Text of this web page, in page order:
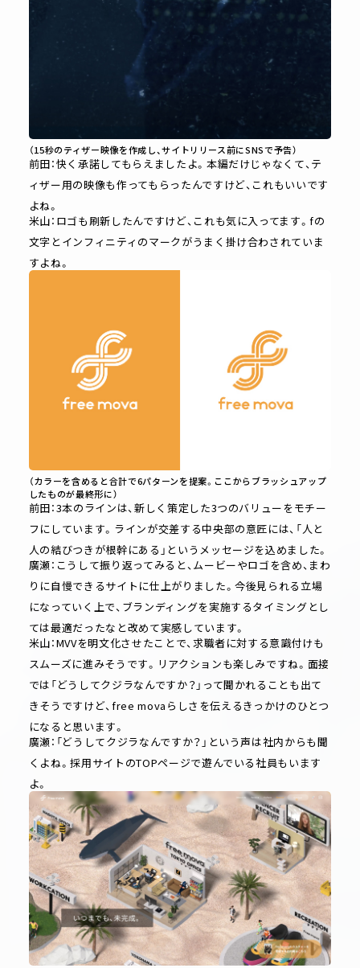
（15秒のティザー映像を作成し、サイトリリース前にSNSで予告）
前田：快く承諾してもらえましたよ。本編だけじゃなくて、テ
ィザー用の映像も作ってもらったんですけど、これもいいです
よね。
米山：ロゴも刷新したんですけど、これも気に入ってます。fの
文字とインフィニティのマークがうまく掛け合わされていま
すよね。
（カラーを含めると合計で6パターンを提案。ここからブラッシュアップ
したものが最終形に）
前田：3本のラインは、新しく策定した3つのバリューをモチー
フにしています。ラインが交差する中央部の意匠には、「人と
人の結びつきが根幹にある」というメッセージを込めました。
廣瀬：こうして振り返ってみると、ムービーやロゴを含め、まわ
りに自慢できるサイトに仕上がりました。今後見られる立場
になっていく上で、ブランディングを実施するタイミングとし
ては最適だったなと改めて実感しています。
米山：MVVを明文化させたことで、求職者に対する意識付けも
スムーズに進みそうです。リアクションも楽しみですね。面接
では「どうしてクジラなんですか？」って聞かれることも出て
きそうですけど、free movaらしさを伝えるきっかけのひとつ
になると思います。
廣瀬：「どうしてクジラなんですか？」という声は社内からも聞
くよね。採用サイトのTOPページで遊んでいる社員もいます
よ。